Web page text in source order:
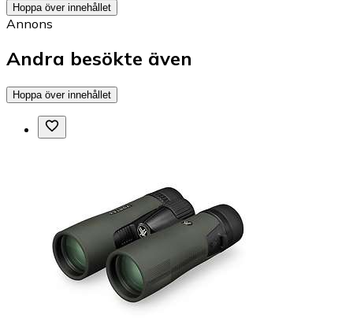
Hoppa över innehållet
Annons
Andra besökte även
Hoppa över innehållet